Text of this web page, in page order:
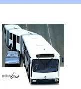
évènements
musées